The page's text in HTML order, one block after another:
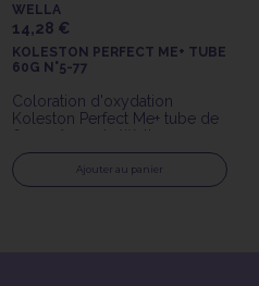
WELLA
14,28 €
KOLESTON PERFECT ME+ TUBE
60G N°5-77
Coloration d'oxydation
Koleston Perfect Me+ tube de
60gr n°5-77 de Wella
Professionals
Ajouter au panier